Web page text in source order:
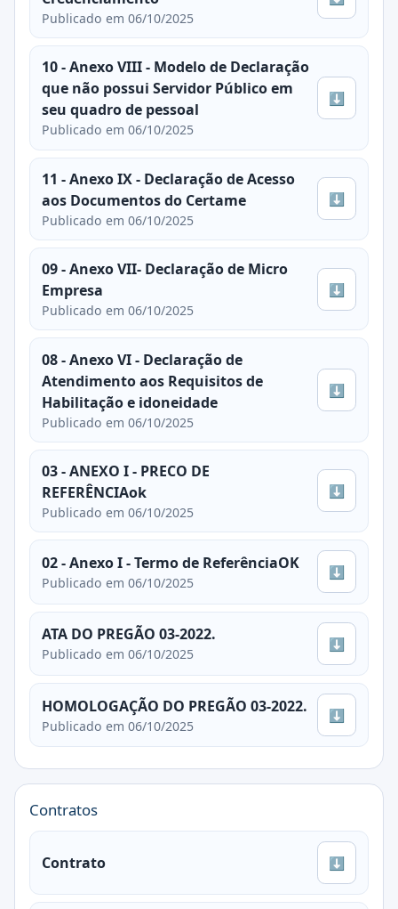
Publicado em 06/10/2025
10 - Anexo VIII - Modelo de Declaração
que não possui Servidor Público em
seu quadro de pessoal
Publicado em 06/10/2025
⬇
11 - Anexo IX - Declaração de Acesso
aos Documentos do Certame
Publicado em 06/10/2025
⬇
09 - Anexo VII- Declaração de Micro
Empresa
Publicado em 06/10/2025
⬇
08 - Anexo VI - Declaração de
Atendimento aos Requisitos de
Habilitação e idoneidade
Publicado em 06/10/2025
⬇
03 - ANEXO I - PRECO DE
REFERÊNCIAok
Publicado em 06/10/2025
⬇
02 - Anexo I - Termo de ReferênciaOK
Publicado em 06/10/2025
⬇
ATA DO PREGÃO 03-2022.
Publicado em 06/10/2025
⬇
HOMOLOGAÇÃO DO PREGÃO 03-2022.
Publicado em 06/10/2025
⬇
Contratos
Contrato ⬇